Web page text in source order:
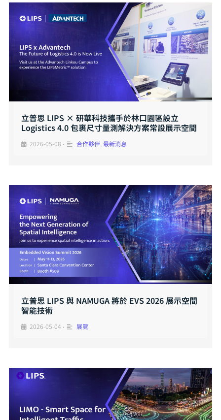
立普思 LIPS × 研華科技攜手於林口園區設立
Logistics 4.0 包裹尺寸量測解決方案常設展示空間
2026-05-08 • 合作夥伴, 最新消息
立普思 LIPS 與 NAMUGA 將於 EVS 2026 展示空間
智能技術
2026-05-04 • 展覽